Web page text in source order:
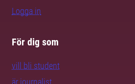
Logga in
För dig som
vill bli student
är journalist